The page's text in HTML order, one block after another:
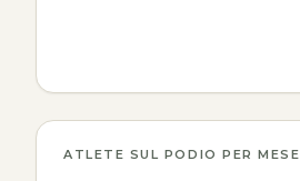
ATLETE SUL PODIO PER MESE